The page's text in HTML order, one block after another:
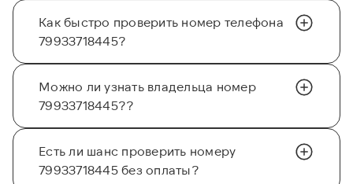
Как быстро проверить номер телефона
79933718445?
Можно ли узнать владельца номер
79933718445??
Есть ли шанс проверить номеру
79933718445 без оплаты?